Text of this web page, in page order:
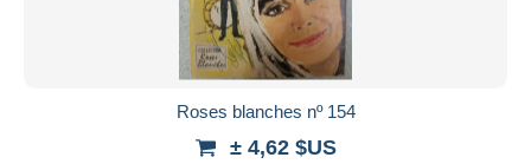
Roses blanches nº 154
± 4,62 $US